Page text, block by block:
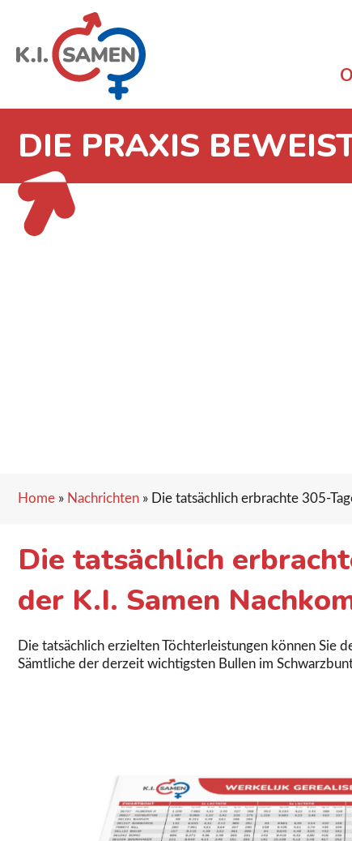
DIE PRAXIS
Home » Nachrichten » Die tatsächlich erbrachte 305-
Die tatsächlich
der K.I. Samen
Die tatsächlich erzielten Töchterleistungen können Sie
Sämtliche der derzeit wichtigsten Bullen im